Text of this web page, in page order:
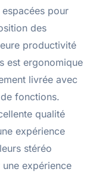
pour
des
productivité
est ergonomique
livrée avec
fonctions.
qualité
expérience
stéréo
expérience